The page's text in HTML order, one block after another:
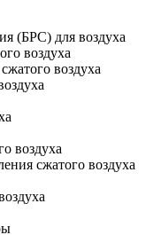
(БРС) для воздуха
воздуха
воздуха
воздуха
сжатого воздуха